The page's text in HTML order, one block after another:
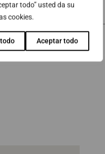
todo” usted da su
cookies.
Aceptar todo